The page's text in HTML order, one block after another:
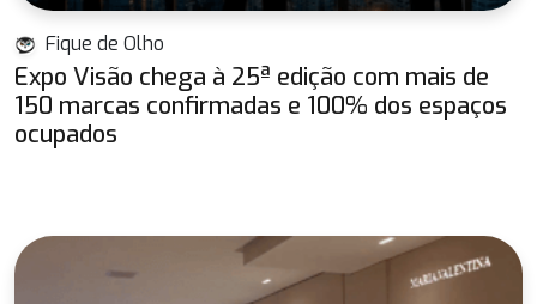
Fique de Olho
Expo Visão chega à 25ª edição com mais de
150 marcas confirmadas e 100% dos espaços
ocupados